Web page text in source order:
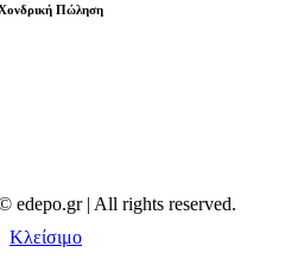
Πώληση
edepo.gr | All rights reserved.
Κλείσιμο